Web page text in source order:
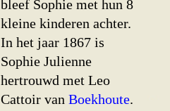
bleef Sophie met hun 8
kleine kinderen achter.
In het jaar 1867 is
Sophie Julienne
hertrouwd met Leo
Cattoir van Boekhoute.